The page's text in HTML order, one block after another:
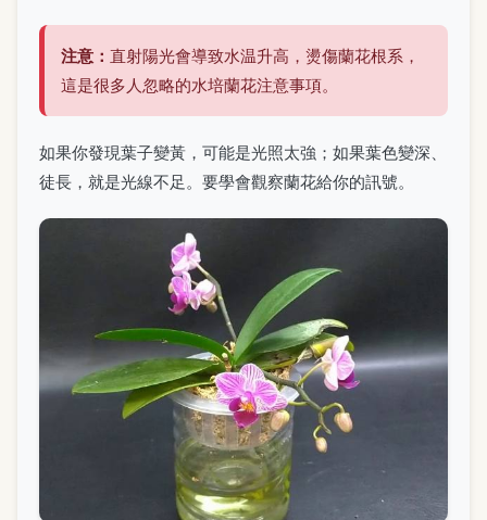
注意： 直射陽光會導致水温升高，燙傷蘭花根系，
這是很多人忽略的水培蘭花注意事項。
如果你發現葉子變黃，可能是光照太強；如果葉色變深、
徒長，就是光線不足。要學會觀察蘭花給你的訊號。